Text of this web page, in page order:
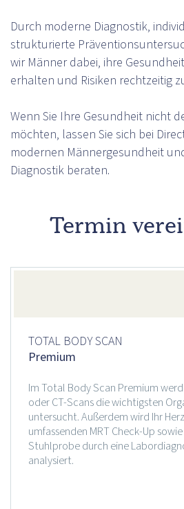
Durch moderne Diagnostik,
strukturierte
wir Männer dabei, ihre
erhalten und Risiken rechtzeitig
Wenn Sie Ihre Gesundheit nicht
möchten, lassen Sie sich bei
modernen Männergesundheit
Diagnostik beraten.
Termin
TOTAL BODY SCAN
Premium
Im Total Body Scan Premium
oder CT-Scans die wichtigsten
untersucht. Außerdem wird Ihr
umfassenden MRT Check-Up
Stuhlprobe durch eine
analysiert.